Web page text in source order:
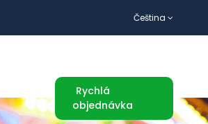
Čeština
Rychlá
objednávka